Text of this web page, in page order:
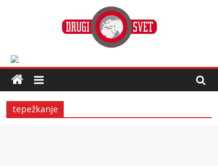
tepežkanje